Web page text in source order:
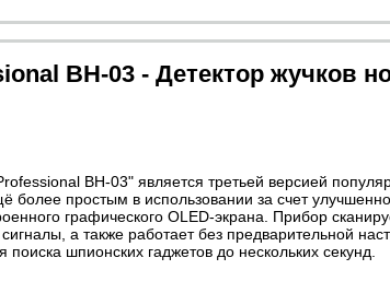
BH-03 - Детектор жучков
BH-03" является третьей версией
более простым в использовании за счет
графического OLED-экрана. Прибор
а также работает без предварительной
шпионских гаджетов до нескольких секунд.